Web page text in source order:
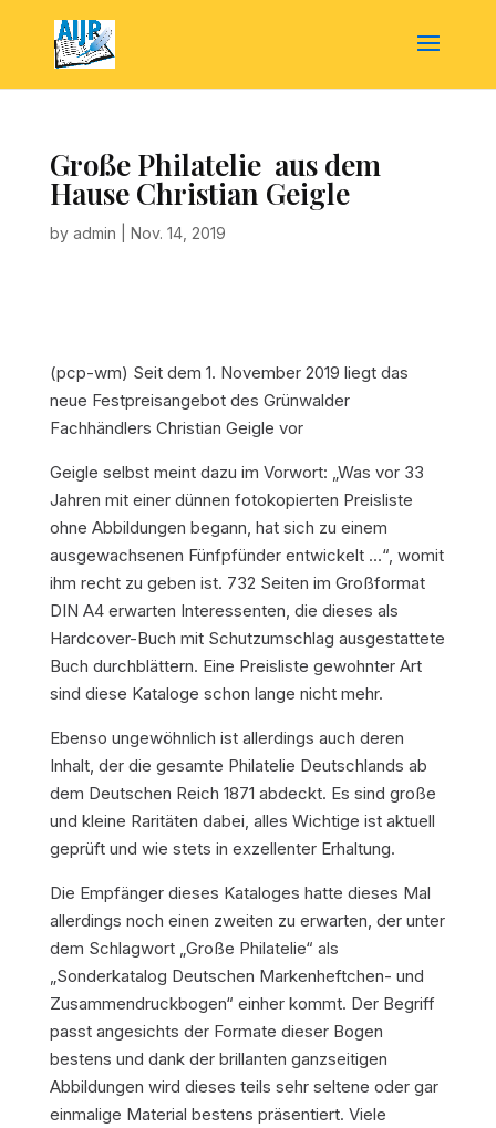
Große Philatelie  aus dem
Hause Christian Geigle
by admin Nov. 14, 2019
(pcp-wm) Seit dem 1. November 2019 liegt das
neue Festpreisangebot des Grünwalder
Fachhändlers Christian Geigle vor
Geigle selbst meint dazu im Vorwort: „Was vor 33
Jahren mit einer dünnen fotokopierten Preisliste
ohne Abbildungen begann, hat sich zu einem
ausgewachsenen Fünfpfünder entwickelt …“, womit
ihm recht zu geben ist. 732 Seiten im Großformat
DIN A4 erwarten Interessenten, die dieses als
Hardcover-Buch mit Schutzumschlag ausgestattete
Buch durchblättern. Eine Preisliste gewohnter Art
sind diese Kataloge schon lange nicht mehr.
Ebenso ungewöhnlich ist allerdings auch deren
Inhalt, der die gesamte Philatelie Deutschlands ab
dem Deutschen Reich 1871 abdeckt. Es sind große
und kleine Raritäten dabei, alles Wichtige ist aktuell
geprüft und wie stets in exzellenter Erhaltung.
Die Empfänger dieses Kataloges hatte dieses Mal
allerdings noch einen zweiten zu erwarten, der unter
dem Schlagwort „Große Philatelie“ als
„Sonderkatalog Deutschen Markenheftchen- und
Zusammendruckbogen“ einher kommt. Der Begriff
passt angesichts der Formate dieser Bogen
bestens und dank der brillanten ganzseitigen
Abbildungen wird dieses teils sehr seltene oder gar
einmalige Material bestens präsentiert. Viele